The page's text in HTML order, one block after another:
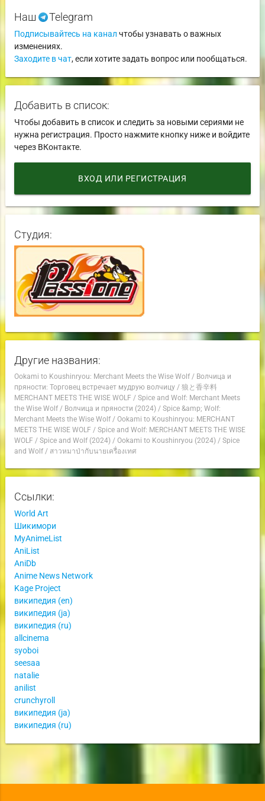
Наш Telegram
Подписывайтесь на канал чтобы узнавать о важных
изменениях.
Заходите в чат, если хотите задать вопрос или пообщаться.
Добавить в список:
Чтобы добавить в список и следить за новыми сериями не
нужна регистрация. Просто нажмите кнопку ниже и войдите
через ВКонтакте.
ВХОД ИЛИ РЕГИСТРАЦИЯ
Студия:
Другие названия:
Ookami to Koushinryou: Merchant Meets the Wise Wolf/ Волчица и
пряности: Торговец встречает мудрую волчицу/ 狼と香辛料
MERCHANT MEETS THE WISE WOLF/ Spice and Wolf: Merchant Meets
the Wise Wolf/ Волчица и пряности (2024)/ Spice &amp; Wolf:
Merchant Meets the Wise Wolf/ Ookami to Koushinryou: MERCHANT
MEETS THE WISE WOLF/ Spice and Wolf: MERCHANT MEETS THE WISE
WOLF/ Spice and Wolf (2024)/ Ookami to Koushinryou (2024)/ Spice
and Wolf/ สาวหมาป่ากับนายเครื่องเทศ
Ссылки:
World Art
Шикимори
MyAnimeList
AniList
AniDb
Anime News Network
Kage Project
википедия (en)
википедия (ja)
википедия (ru)
allcinema
syoboi
seesaa
natalie
anilist
crunchyroll
википедия (ja)
википедия (ru)